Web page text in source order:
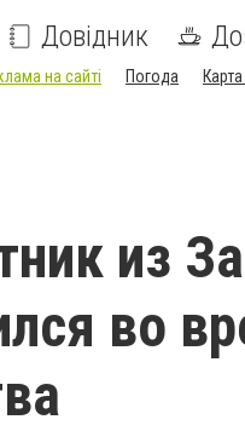
Довідник
на сайті Погода
из
во